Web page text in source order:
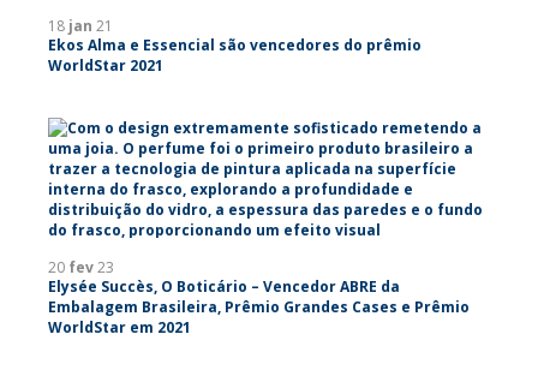
18 jan 21
Ekos Alma e Essencial são vencedores do prêmio
WorldStar 2021
20 fev23
Elysée Succès, O Boticário – Vencedor ABRE da
Embalagem Brasileira, Prêmio Grandes Cases e Prêmio
WorldStar em 2021